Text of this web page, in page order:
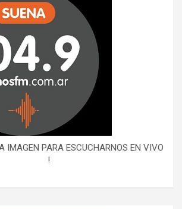
IMAGEN PARA ESCUCHARNOS EN VIVO
!